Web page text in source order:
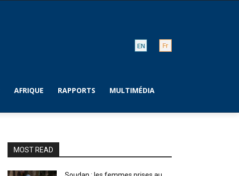
AFRIQUE RAPPORTS MULTIMÉDIA
MOST READ